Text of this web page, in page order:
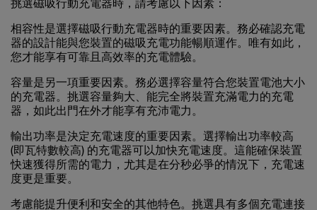
挑選磁吸行動充電器時，請考慮以下因素：
相容性是選擇磁吸行動充電器時的重要因素。務必確認充電
器的設計能與您裝置的磁吸充電功能暢順運作。唯有如此，
您才能享有可靠且高效率的充電體驗。
容量是另一項重要因素。務必選擇容量符合您裝置電池大小
的充電器。挑選容量夠大、能完全將裝置充滿電力的充電
器，如此出門在外才能享有充沛電力。
輸出功率是決定充電速度的重要因素。選擇輸出功率較高
(即瓦特數較高) 的充電器可以加快充電速度。這能確保裝置
快速獲得所需的電力，尤其是在分秒必爭的情況下，充電速
度更是重要。
考慮能提升便利和安全的其他特色。挑選具有多個充電連接